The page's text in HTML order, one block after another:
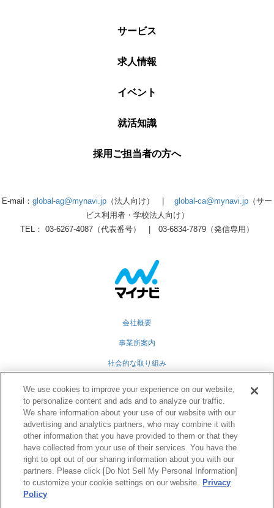
サービス
求人情報
イベント
就活知識
採用ご担当者の方へ
E-mail： global-ag@mynavi.jp （法人向け） | global-ca@mynavi.jp （サー
ビス利用者・学校法人向け）
TEL： 03-6267-4087（代表番号） | 03-6834-7879（発信専用）
会社概要
事業所案内
社会的な取り組み
グループ会社
個人情報保護方針
業務運営規定
TwitterFacebook
RSS
We use cookies to improve your experience on our website,
to personalize content and ads and to analyze our traffic.
We share information about your use of our website with our
advertising and analytics partners, who may combine it with
other information that you have provided to them or that they
have collected from your use of their services. You have the
right to opt out of our sharing information about you with our
partners. Please click [Do Not Sell My Personal Information]
to customize your cookie settings on our website. Privacy
Policy